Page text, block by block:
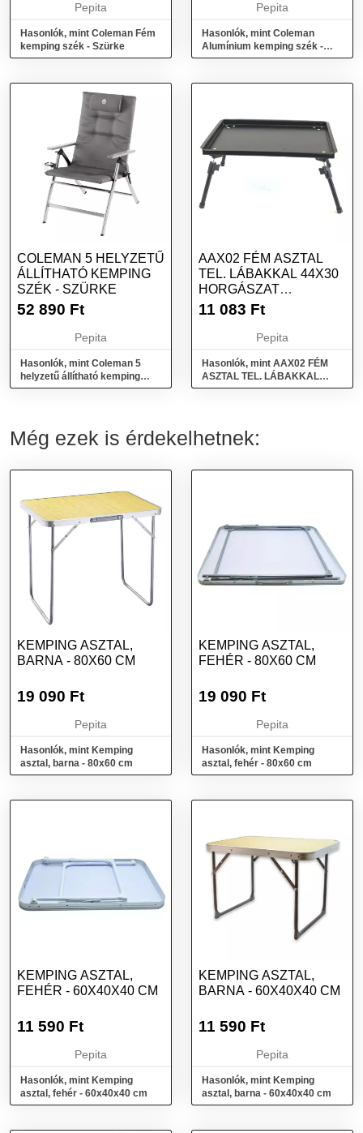
Pepita
Hasonlók, mint Coleman Fém
kemping szék - Szürke
Pepita
Hasonlók, mint Coleman
Alumínium kemping szék -
Szürke
COLEMAN 5 HELYZETŰ
ÁLLÍTHATÓ KEMPING
SZÉK - SZÜRKE
52 890 Ft
Pepita
Hasonlók, mint Coleman 5
helyzetű állítható kemping
szék - Szürke
AAX02 FÉM ASZTAL
TEL. LÁBAKKAL 44X30
HORGÁSZAT
HORGÁSZ ASZTAL
11 083 Ft
Pepita
Hasonlók, mint AAX02 FÉM
ASZTAL TEL. LÁBAKKAL
44X30 Horgászat Horgász
Még ezek is érdekelhetnek:
KEMPING ASZTAL,
BARNA - 80X60 CM
19 090 Ft
Pepita
Hasonlók, mint Kemping
asztal, barna - 80x60 cm
KEMPING ASZTAL,
FEHÉR - 80X60 CM
19 090 Ft
Pepita
Hasonlók, mint Kemping
asztal, fehér - 80x60 cm
KEMPING ASZTAL,
FEHÉR - 60X40X40 CM
11 590 Ft
Pepita
Hasonlók, mint Kemping
asztal, fehér - 60x40x40 cm
KEMPING ASZTAL,
BARNA - 60X40X40 CM
11 590 Ft
Pepita
Hasonlók, mint Kemping
asztal, barna - 60x40x40 cm